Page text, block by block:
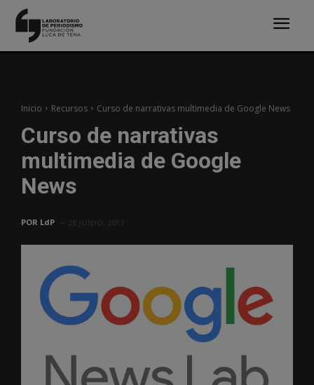
Inicio Recursos Curso de narrativas multimedia de Google News
Curso de narrativas
multimedia de Google
News
POR LdP